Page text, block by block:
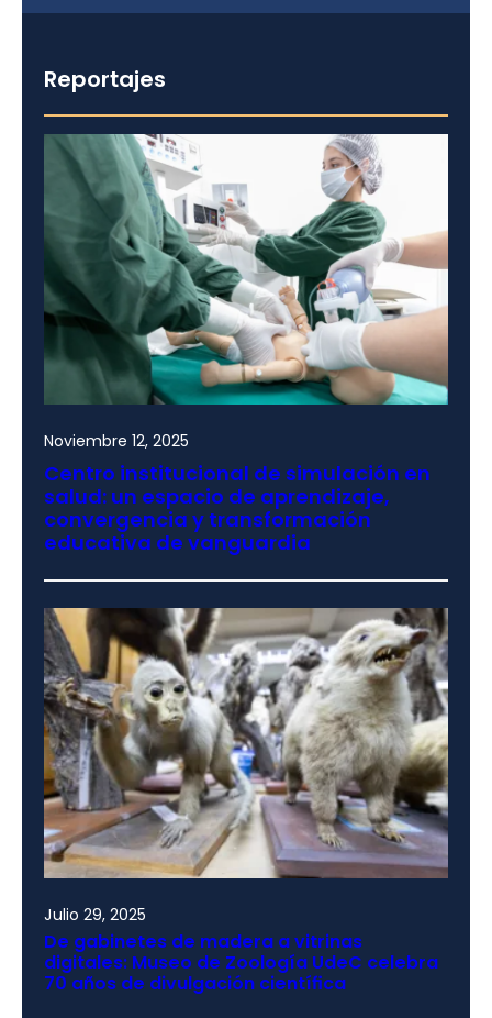
Reportajes
Noviembre 12, 2025
Centro institucional de simulación en
salud: un espacio de aprendizaje,
convergencia y transformación
educativa de vanguardia
Julio 29, 2025
De gabinetes de madera a vitrinas
digitales: Museo de Zoología UdeC celebra
70 años de divulgación científica